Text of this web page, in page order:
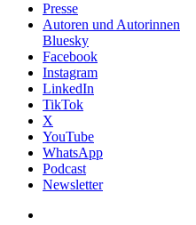
Presse
Autoren und Autorinnen
Bluesky
Facebook
Instagram
LinkedIn
TikTok
X
YouTube
WhatsApp
Podcast
Newsletter